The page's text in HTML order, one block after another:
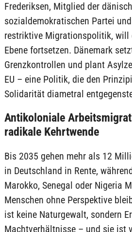
Frederiksen, Mitglied der
sozialdemokratischen Partei
restriktive Migrationspolitik, will
Ebene fortsetzen. Dänemark
Grenzkontrollen und plant
EU – eine Politik, die den
Solidarität diametral
Antikoloniale
radikale Kehrtwende
Bis 2035 gehen mehr als 12
in Deutschland in Rente,
Marokko, Senegal oder Nigeria
Menschen ohne Perspektive
ist keine Naturgewalt, sondern
Machtverhältnisse – und sie ist